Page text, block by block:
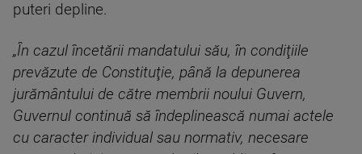
puteri depline.
„În cazul încetării mandatului său, în condiţiile
prevăzute de Constituţie, până la depunerea
jurământului de către membrii noului Guvern,
Guvernul continuă să îndeplinească numai actele
cu caracter individual sau normativ, necesare